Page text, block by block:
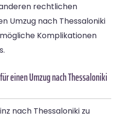
rechtlichen
Umzug nach Thessaloniki
Komplikationen
einen Umzug nach Thessaloniki
nach Thessaloniki zu